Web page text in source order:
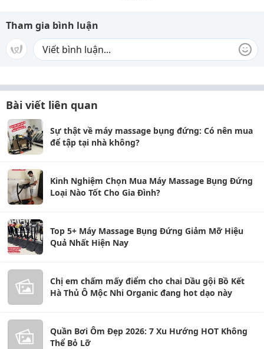
Tham gia bình luận
Bài viết liên quan
Sự thật về máy massage bụng đứng: Có nên mua
để tập tại nhà không?
Kinh Nghiệm Chọn Mua Máy Massage Bụng Đứng
Loại Nào Tốt Cho Gia Đình?
Top 5+ Máy Massage Bụng Đứng Giảm Mỡ Hiệu
Quả Nhất Hiện Nay
Chị em chấm mấy điểm cho chai Dầu gội Bồ Kết
Hà Thủ Ô Mộc Nhi Organic đang hot dạo này
Quần Bơi Ôm Đẹp 2026: 7 Xu Hướng HOT Không
Thể Bỏ Lỡ